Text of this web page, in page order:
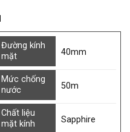
Đường kính
mặt
40mm
Mức chống
nước
50m
Chất liệu
mặt kính
Sapphire